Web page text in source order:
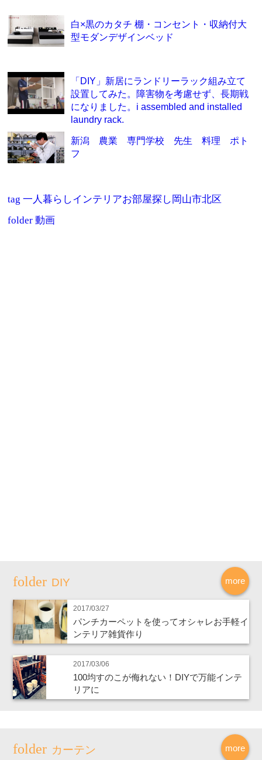
白×黒のカタチ 棚・コンセント・収納付大
型モダンデザインベッド
「DIY」新居にランドリーラック組み立て
設置してみた。障害物を考慮せず、長期戦
になりました。i assembled and installed
laundry rack.
新潟 農業 専門学校 先生 料理 ポト
フ
tag一人暮らしインテリアお部屋探し岡山市北区
folder動画
more
DIY
2017/03/27
パンチカーペットを使ってオシャレお手軽イ
ンテリア雑貨作り
2017/03/06
100均すのこが侮れない！DIYで万能インテ
リアに
more
カーテン